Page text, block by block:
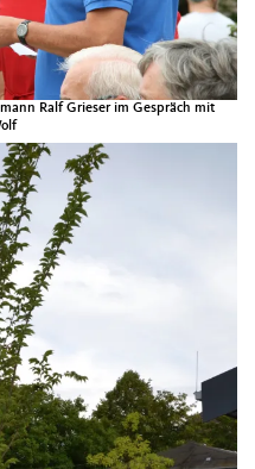
Ralf Grieser im Gespräch mit